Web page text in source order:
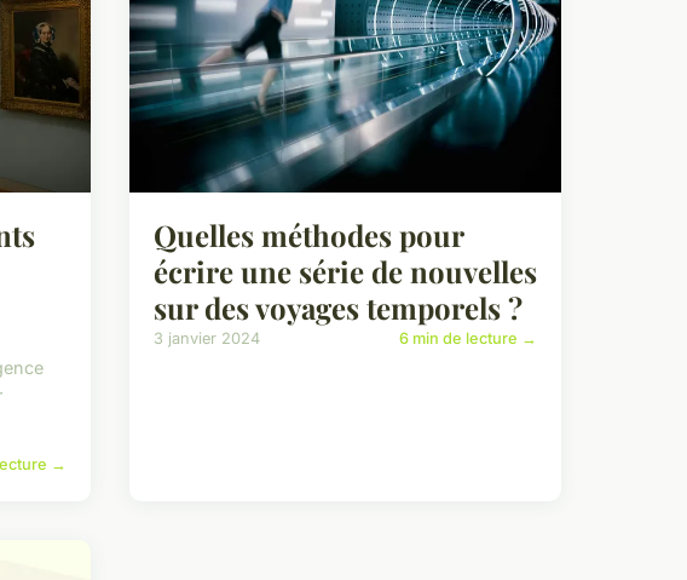
→
Quelles méthodes pour
écrire une série de nouvelles
sur des voyages temporels ?
3 janvier 2024 6 min de lecture →